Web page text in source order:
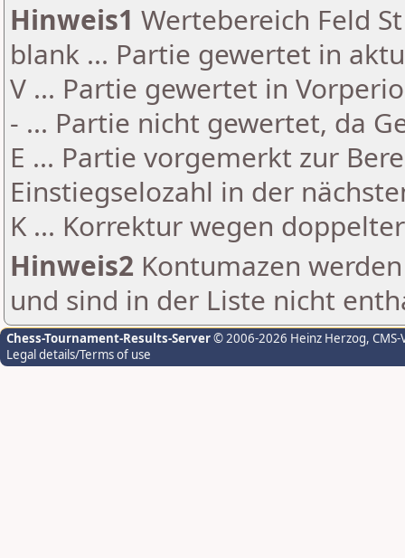
Hinweis1 Wertebereich Feld
blank ... Partie gewertet in
V ... Partie gewertet in
- ... Partie nicht gewertet, da
E ... Partie vorgemerkt zur
Einstiegselozahl in der
K ... Korrektur wegen
Hinweis2 Kontumazen
und sind in der Liste nicht
Chess-Tournament-Results-Server© 2006-2026 Heinz Herzog,
Legal details/Terms of use